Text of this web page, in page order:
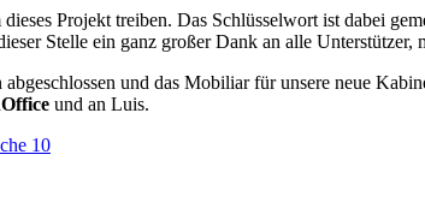
Projekt treiben. Das Schlüsselwort ist dabei
Stelle ein ganz großer Dank an alle Unterstützer,
und das Mobiliar für unsere neue
und an Luis.
10